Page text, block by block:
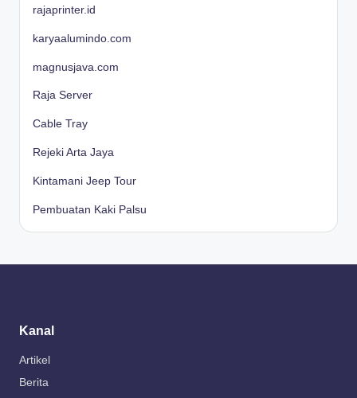
rajaprinter.id
karyaalumindo.com
magnusjava.com
Raja Server
Cable Tray
Rejeki Arta Jaya
Kintamani Jeep Tour
Pembuatan Kaki Palsu
Kanal
Artikel
Berita